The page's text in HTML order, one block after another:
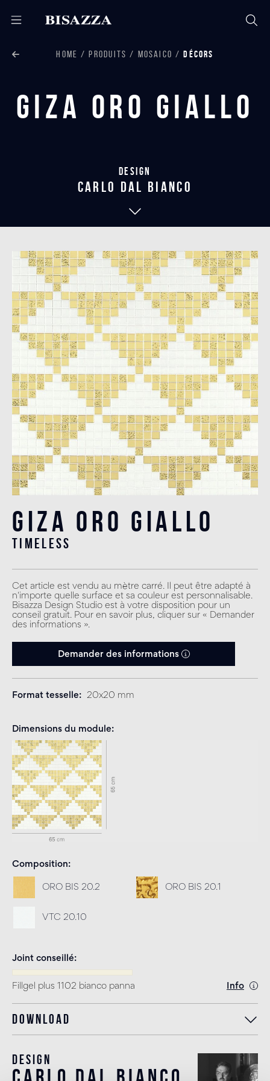
HOME PRODUITS MOSAICO DÉCORS
Giza Oro Giallo
Design
carlo dal bianco
Giza Oro Giallo
timeless
Cet article est vendu au mètre carré. Il peut être adapté à
n'importe quelle surface et sa couleur est personnalisable.
Bisazza Design Studio est à votre disposition pour un
conseil gratuit. Pour en savoir plus, cliquer sur « Demander
des informations ».
Demander des informations
Format tesselle 20x20 mm
Dimensions du module
Composition
ORO BIS 20.2 ORO BIS 20.1
VTC 20.10
Joint conseillé
Fillgel plus 1102 bianco panna Info
Download
Design